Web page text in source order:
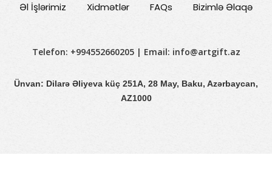
Əl İşlərimiz Xidmətlər FAQs Bizimlə Əlaqə
Telefon: +994552660205 | Email: info@artgift.az
Ünvan: Dilarə Əliyeva küç 251A, 28 May, Baku, Azərbaycan,
AZ1000